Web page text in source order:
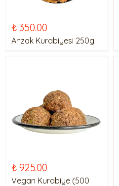
₺ 350.00
Anzak Kurabiyesi 250g
₺ 925.00
Vegan Kurabiye (500